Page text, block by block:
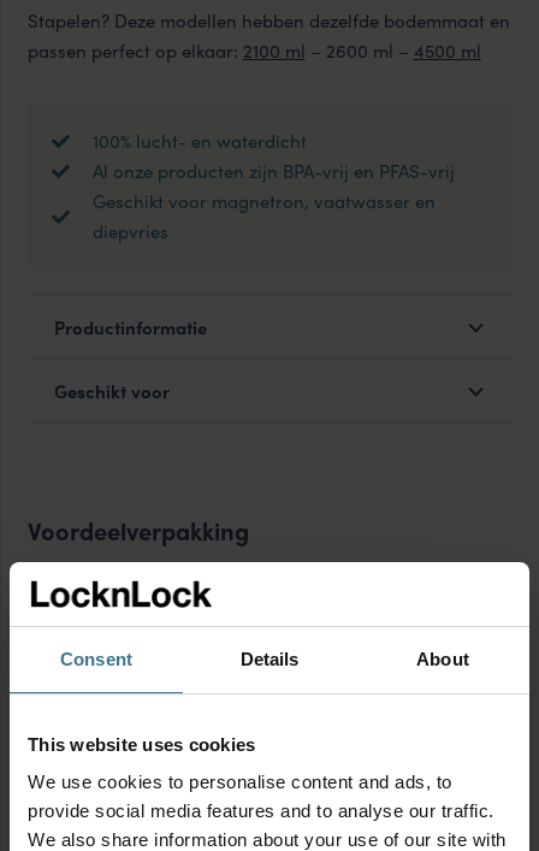
Consent Details About
This website uses cookies
We use cookies to personalise content and ads, to
provide social media features and to analyse our traffic.
We also share information about your use of our site with
Stapelen? Deze modellen hebben dezelfde bodemmaat en
passen perfect op elkaar: 2100 ml – 2600 ml – 4500 ml
100% lucht- en waterdicht
Al onze producten zijn BPA-vrij en PFAS-vrij
Geschikt voor magnetron, vaatwasser en
diepvries
Productinformatie
Geschikt voor
Voordeelverpakking